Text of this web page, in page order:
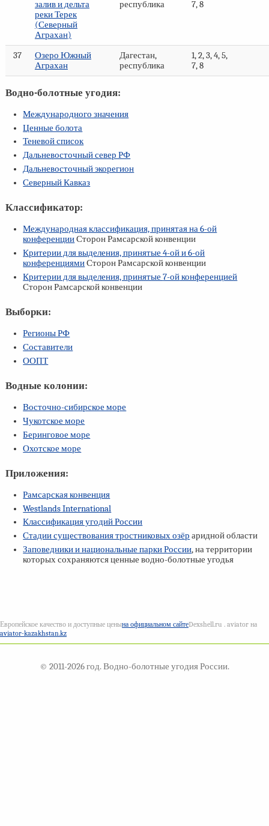
залив и дельта
реки Терек
(Северный
Аграхан)
республика
7, 8
37
Озеро Южный
Аграхан
Дагестан,
республика
1, 2, 3, 4, 5,
7, 8
Водно-болотные угодия:
Международного значения
Ценные болота
Теневой список
Дальневосточный север РФ
Дальневосточный экорегион
Северный Кавказ
Классификатор:
Международная классификация, принятая на6-ой
конференцииСторон Рамсарской конвенции
Критерии для выделения, принятые4-ойи6-ой
конференциямиСторон Рамсарской конвенции
Критерии для выделения, принятые7-ойконференцией
Сторон Рамсарской конвенции
Выборки:
Регионы РФ
Составители
ООПТ
Водные колонии:
Восточно-сибирское море
Чукотское море
Беринговое море
Охотское море
Приложения:
Рамсарская конвенция
Westlands International
Классификация угодий России
Стадии существования тростниковых озёр аридной области
Заповедники и национальные парки России, на территории
которых сохраняются ценные водно-болотные угодья
Европейское качество и доступные ценына официальном сайтеDexshell.ru . aviator на
aviator-kazakhstan.kz
© 2011-2026 год. Водно-болотные угодия России.